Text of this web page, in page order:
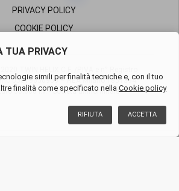
PRIVACY POLICY
COOKIE POLICY
05819650960 – REA Milano 1851394
50.000 i.v. - Società uninominale
TUA PRIVACY
simili per finalità tecniche e, con il tuo
finalità come specificato nella Cookie policy
ACCETTA
RIFIUTA